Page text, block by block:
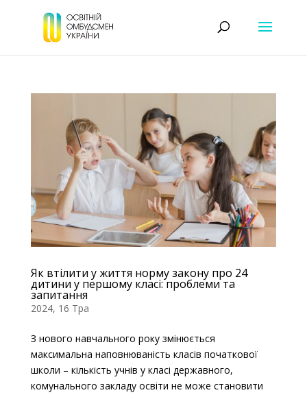
Як втілити у життя норму закону про 24
дитини у першому класі: проблеми та
запитання
2024, 16 Тра
З нового навчального року змінюється
максимальна наповнюваність класів початкової
школи – кількість учнів у класі державного,
комунального закладу освіти не може становити